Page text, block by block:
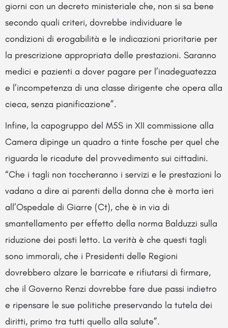
giorni con un decreto ministeriale che, non si sa bene
secondo quali criteri, dovrebbe individuare le
condizioni di erogabilità e le indicazioni prioritarie per
la prescrizione appropriata delle prestazioni. Saranno
medici e pazienti a dover pagare per l’inadeguatezza
e l’incompetenza di una classe dirigente che opera alla
cieca, senza pianificazione”.
Infine, la capogruppo del M5S in XII commissione alla
Camera dipinge un quadro a tinte fosche per quel che
riguarda le ricadute del provvedimento sui cittadini.
“Che i tagli non toccheranno i servizi e le prestazioni lo
vadano a dire ai parenti della donna che è morta ieri
all’Ospedale di Giarre (Ct), che è in via di
smantellamento per effetto della norma Balduzzi sulla
riduzione dei posti letto. La verità è che questi tagli
sono immorali, che i Presidenti delle Regioni
dovrebbero alzare le barricate e rifiutarsi di firmare,
che il Governo Renzi dovrebbe fare due passi indietro
e ripensare le sue politiche preservando la tutela dei
diritti, primo tra tutti quello alla salute”.